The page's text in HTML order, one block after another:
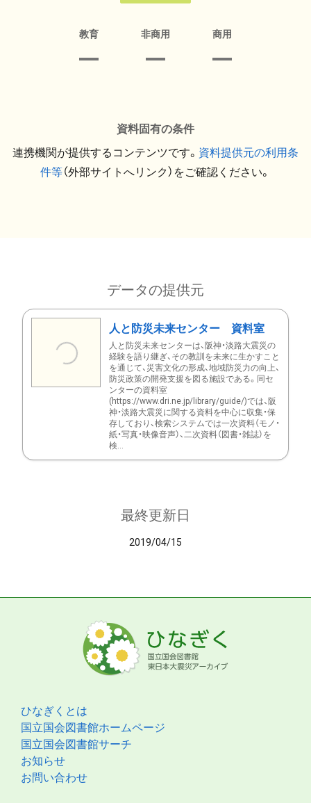
教育 非商用 商用
資料固有の条件
連携機関が提供するコンテンツです。 資料提供元の利用条
件等（外部サイトへリンク）をご確認ください。
データの提供元
人と防災未来センター 資料室
人と防災未来センターは、阪神・淡路大震災の
経験を語り継ぎ、その教訓を未来に生かすこと
を通じて、災害文化の形成、地域防災力の向上、
防災政策の開発支援を図る施設である。同セ
ンターの資料室
(https://www.dri.ne.jp/library/guide/)では、阪
神・淡路大震災に関する資料を中心に収集・保
存しており、検索システムでは一次資料（モノ・
紙・写真・映像音声）、二次資料（図書・雑誌）を
検...
最終更新日
2019/04/15
ひなぎくとは
国立国会図書館ホームページ
国立国会図書館サーチ
お知らせ
お問い合わせ